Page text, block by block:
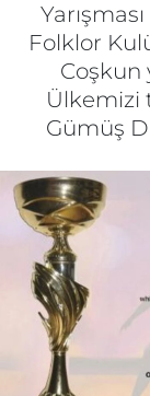
Folklor
Coşkun
Ülkemizi
Gümüş
Gizlilik
İletişim
Topluluk
Yayın